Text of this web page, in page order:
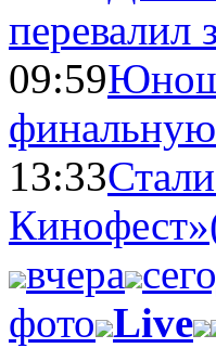
перевалил
09:59
13:33
Кинофест»
вчера
фото Live